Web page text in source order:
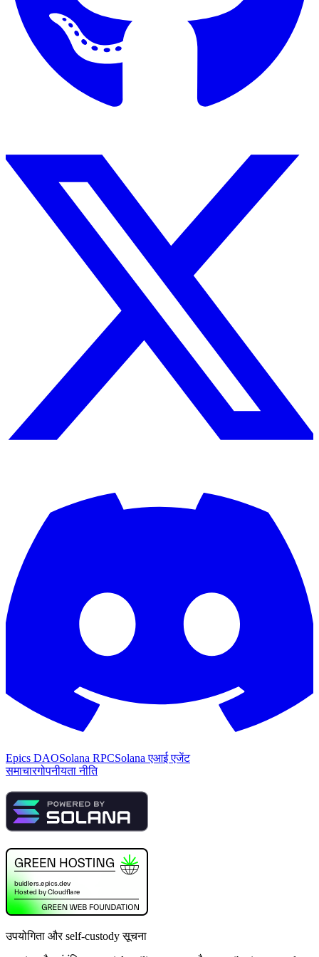
Epics DAOSolana RPCSolana एआई एजेंट
समाचारगोपनीयता नीति
उपयोगिता और self-custody सूचना